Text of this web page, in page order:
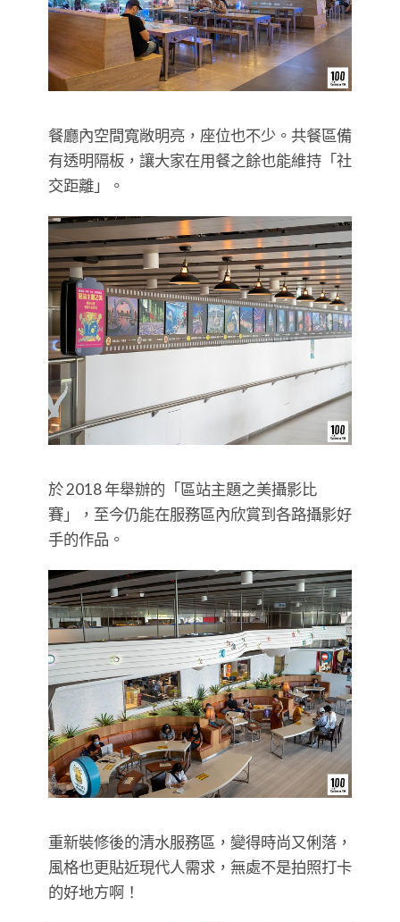
餐廳內空間寬敞明亮，座位也不少。共餐區備
有透明隔板，讓大家在用餐之餘也能維持「社
交距離」。
於 2018 年舉辦的「區站主題之美攝影比
賽」，至今仍能在服務區內欣賞到各路攝影好
手的作品。
重新裝修後的清水服務區，變得時尚又俐落，
風格也更貼近現代人需求，無處不是拍照打卡
的好地方啊！